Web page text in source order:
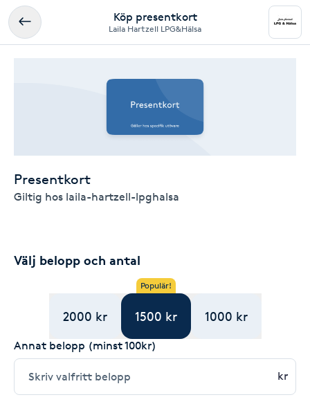
Köp presentkort
Laila Hartzell LPG&Hälsa
Presentkort
Giltig hos laila-hartzell-lpghalsa
Välj belopp och antal
2000 kr
Populär!
1500 kr 1000 kr
Annat belopp (minst 100kr)
kr